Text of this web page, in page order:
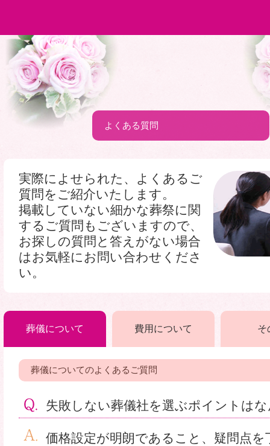
よくある質問
実際によせられた、よくあるご
質問をご紹介いたします。
掲載していない細かな葬祭に関
するご質問もございますので、
お探しの質問と答えがない場合
はお気軽にお問い合わせくださ
い。
葬儀について 費用について そ
葬儀についてのよくあるご質問
失敗しない葬儀社を選ぶポイントは
価格設定が明朗であること、疑問点を